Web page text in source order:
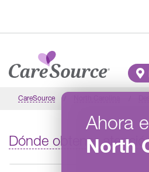
Ahora
North
CareSource
Dónde obtener